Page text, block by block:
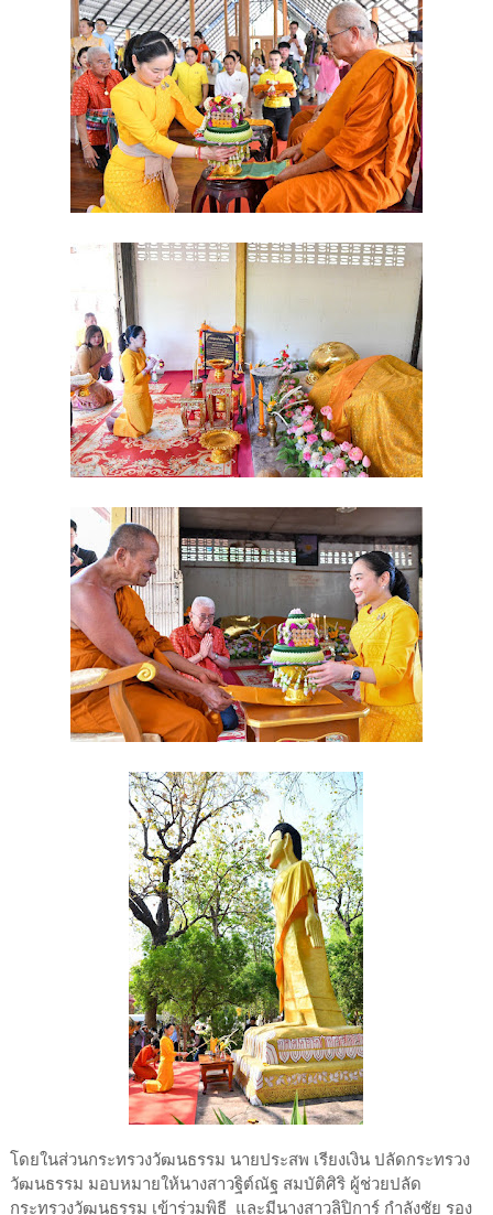
โดยในส่วนกระทรวงวัฒนธรรม นายประสพ เรียงเงิน ปลัดกระทรวง
วัฒนธรรม มอบหมายให้นางสาวฐิต์ณัฐ สมบัติศิริ ผู้ช่วยปลัด
กระทรวงวัฒนธรรม เข้าร่วมพิธี และมีนางสาวลิปิการ์ กำลังชัย รอง